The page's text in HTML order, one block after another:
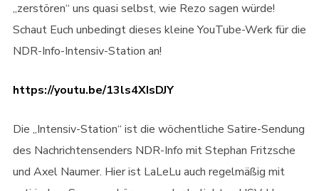
„zerstören“ uns quasi selbst, wie Rezo sagen würde!
Schaut Euch unbedingt dieses kleine YouTube-Werk für die
NDR-Info-Intensiv-Station an!
https://youtu.be/13ls4XIsDJY
Die „Intensiv-Station“ ist die wöchentliche Satire-Sendung
des Nachrichtensenders NDR-Info mit Stephan Fritzsche
und Axel Naumer. Hier ist LaLeLu auch regelmäßig mit